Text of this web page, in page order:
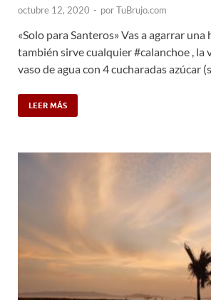
octubre 12, 2020 - porTuBrujo.com
«Solo para Santeros» Vas a agarrar
también sirve cualquier #calanchoe , la
vaso de agua con 4 cucharadas azúcar
LEER MÁS